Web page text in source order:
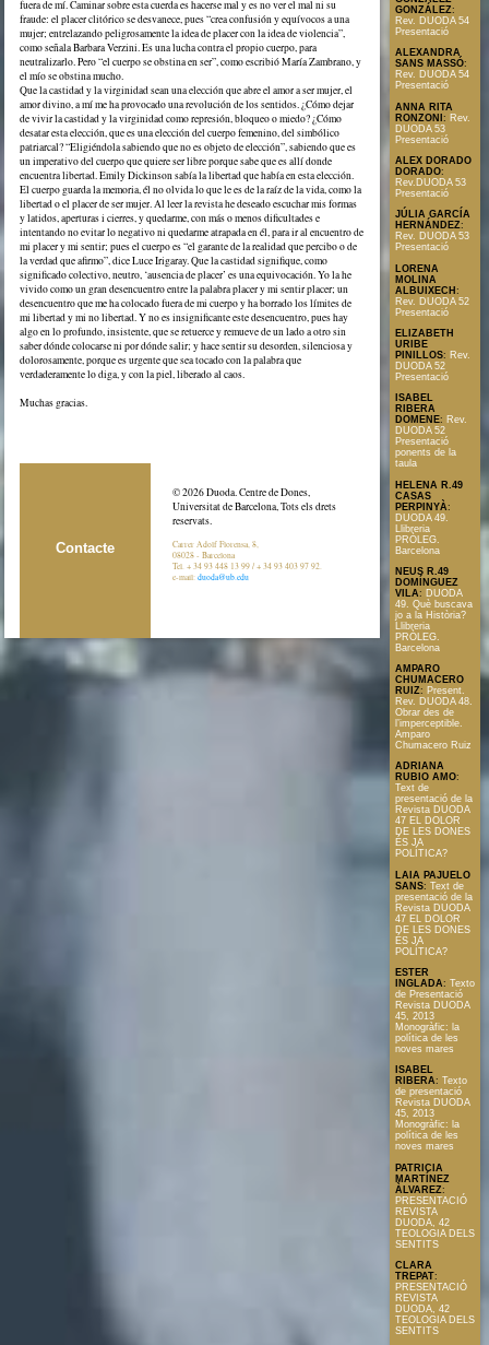
fuera de mí. Caminar sobre esta cuerda es hacerse mal y es no ver el mal ni su
fraude: el placer clitórico se desvanece, pues “crea confusión y equívocos a una
mujer; entrelazando peligrosamente la idea de placer con la idea de violencia”,
como señala Barbara Verzini. Es una lucha contra el propio cuerpo, para
neutralizarlo. Pero “el cuerpo se obstina en ser”, como escribió María Zambrano, y
el mío se obstina mucho.
Que la castidad y la virginidad sean una elección que abre el amor a ser mujer, el
amor divino, a mí me ha provocado una revolución de los sentidos. ¿Cómo dejar
de vivir la castidad y la virginidad como represión, bloqueo o miedo? ¿Cómo
desatar esta elección, que es una elección del cuerpo femenino, del simbólico
patriarcal? “Eligiéndola sabiendo que no es objeto de elección”, sabiendo que es
un imperativo del cuerpo que quiere ser libre porque sabe que es allí donde
encuentra libertad. Emily Dickinson sabía la libertad que había en esta elección.
El cuerpo guarda la memoria, él no olvida lo que le es de la raíz de la vida, como la
libertad o el placer de ser mujer. Al leer la revista he deseado escuchar mis formas
y latidos, aperturas i cierres, y quedarme, con más o menos dificultades e
intentando no evitar lo negativo ni quedarme atrapada en él, para ir al encuentro de
mi placer y mi sentir; pues el cuerpo es “el garante de la realidad que percibo o de
la verdad que afirmo”, dice Luce Irigaray. Que la castidad signifique, como
significado colectivo, neutro, ‘ausencia de placer’ es una equivocación. Yo la he
vivido como un gran desencuentro entre la palabra placer y mi sentir placer; un
desencuentro que me ha colocado fuera de mi cuerpo y ha borrado los límites de
mi libertad y mi no libertad. Y no es insignificante este desencuentro, pues hay
algo en lo profundo, insistente, que se retuerce y remueve de un lado a otro sin
saber dónde colocarse ni por dónde salir; y hace sentir su desorden, silenciosa y
dolorosamente, porque es urgente que sea tocado con la palabra que
verdaderamente lo diga, y con la piel, liberado al caos.
Muchas gracias.
Contacte
© 2026 Duoda. Centre de Dones,
Universitat de Barcelona, Tots els drets
reservats.
Carrer Adolf Florensa, 8,
08028 - Barcelona
Tel. + 34 93 448 13 99 / + 34 93 403 97 92.
e-mail:duoda@ub.edu
GONZÁLEZ:
Rev. DUODA 54
Presentació
ALEXANDRA
SANS MASSÓ:
Rev. DUODA 54
Presentació
ANNA RITA
RONZONI : Rev.
DUODA 53
Presentació
ALEX DORADO
DORADO:
Rev.DUODA 53
Presentació
JÚLIA GARCÍA
HERNÁNDEZ:
Rev. DUODA 53
Presentació
LORENA
MOLINA
ALBUIXECH :
Rev. DUODA 52
Presentació
ELIZABETH
URIBE
PINILLOS: Rev.
DUODA 52
Presentació
ISABEL
RIBERA
DOMENE: Rev.
DUODA 52
Presentació
ponents de la
taula
HELENA R.49
CASAS
PERPINYÀ:
DUODA 49.
Llibreria
PRÒLEG.
Barcelona
NEUS R.49
DOMÍNGUEZ
VILA: DUODA
49. Què buscava
jo a la Història?
Llibreria
PRÒLEG.
Barcelona
AMPARO
CHUMACERO
RUIZ: Present.
Rev. DUODA 48.
Obrar des de
l’imperceptible.
Amparo
Chumacero Ruiz
ADRIANA
RUBIO AMO:
Text de
presentació de la
Revista DUODA
47 EL DOLOR
DE LES DONES
ÉS JA
POLÍTICA?
LAIA PAJUELO
SANS: Text de
presentació de la
Revista DUODA
47 EL DOLOR
DE LES DONES
ÉS JA
POLÍTICA?
ESTER
INGLADA: Texto
de Presentació
Revista DUODA
45, 2013
Monogràfic: la
política de les
noves mares
ISABEL
RIBERA: Texto
de presentació
Revista DUODA
45, 2013
Monogràfic: la
política de les
noves mares
PATRICIA
MARTÍNEZ
ÀLVAREZ:
PRESENTACIÓ
REVISTA
DUODA, 42
TEOLOGIA DELS
SENTITS
CLARA
TREPAT:
PRESENTACIÓ
REVISTA
DUODA, 42
TEOLOGIA DELS
SENTITS